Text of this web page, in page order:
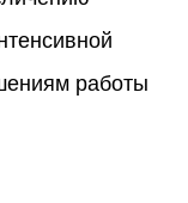
работы